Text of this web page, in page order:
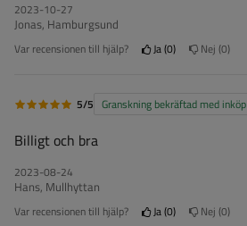
2023-10-27
Jonas, Hamburgsund
Var recensionen till hjälp? Ja 0 Nej 0
5/5 Granskning bekräftad med inköp
Billigt och bra
2023-08-24
Hans, Mullhyttan
Var recensionen till hjälp? Ja 0 Nej 0